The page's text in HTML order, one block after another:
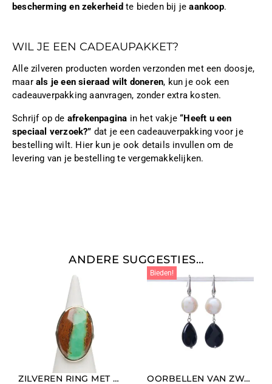
bescherming en zekerheid te bieden bij jeaankoop.
WIL JE EEN CADEAUPAKKET?
Alle zilveren producten worden verzonden met een doosje,
maar als je een sieraad wilt doneren, kun je ook een
cadeauverpakking aanvragen, zonder extra kosten.
Schrijf op de afrekenpagina in het vakje“Heeft u een
speciaal verzoek?” dat je een cadeauverpakking voor je
bestelling wilt. Hier kun je ook details invullen om de
levering van je bestelling te vergemakkelijken.
ANDERE SUGGESTIES…
ZILVEREN RING MET CHRYSOPRASE
Bieden!
OORBELLEN VAN ZWARTE AGAAT EN PAREL